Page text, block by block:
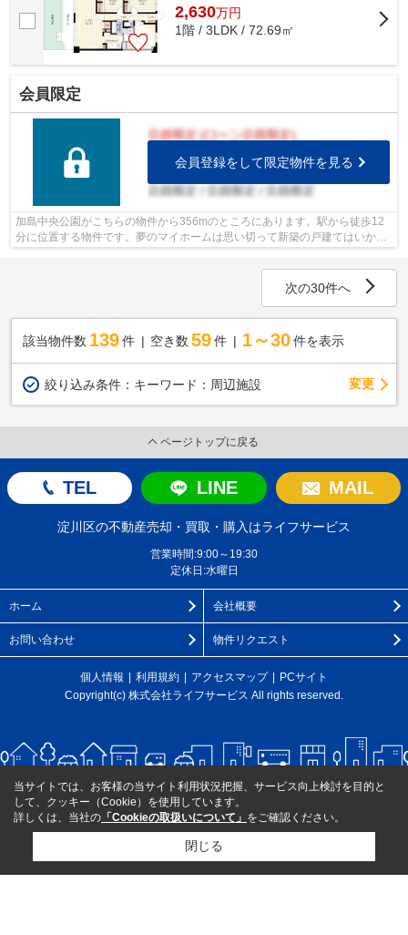
2,630万円
1階 / 3LDK / 72.69㎡
会員限定
会員登録をして限定物件を見る
加島中央公園がこちらの物件から356mのところにあります。駅から徒歩12
分に位置する物件です。夢のマイホームは思い切って新築の戸建てはいかが
次の30件へ
該当物件数 139件 空き数 59 件 1～30 件を表示
絞り込み条件： キーワード：周辺施設 変更
ページトップに戻る
TEL LINE MAIL
淀川区の不動産売却・買取・購入はライフサービス
営業時間:9:00～19:30
定休日:水曜日
ホーム 会社概要
お問い合わせ 物件リクエスト
個人情報 利用規約 アクセスマップ
PCサイト
Copyright(c) 株式会社ライフサービス All rights reserved.
当サイトでは、お客様の当サイト利用状況把握、サービス向上検討を目的と
して、クッキー（Cookie）を使用しています。
詳しくは、当社の 「Cookieの取扱いについて」 をご確認ください。
閉じる